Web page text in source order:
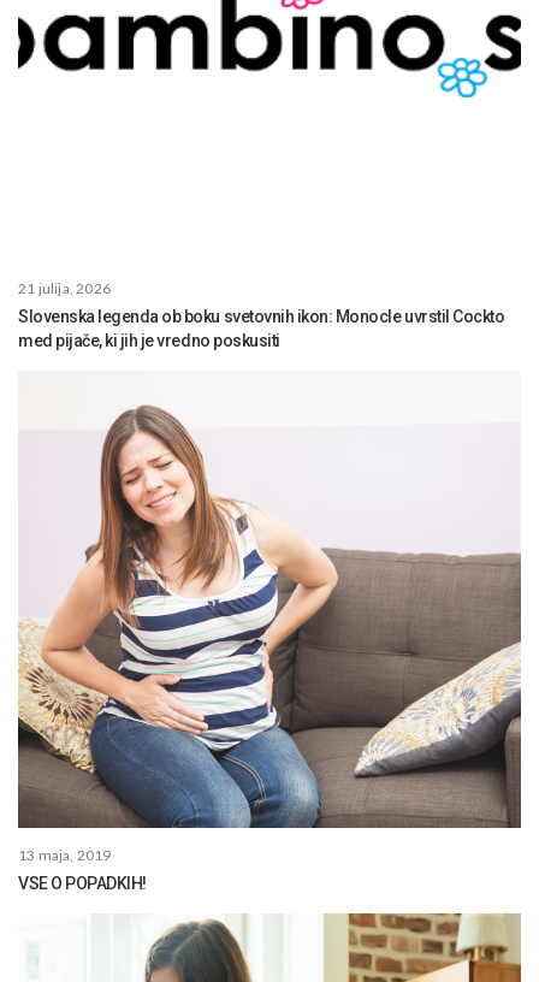
21 julija, 2026
Slovenska legenda ob boku svetovnih ikon: Monocle uvrstil Cockto
med pijače, ki jih je vredno poskusiti
13 maja, 2019
VSE O POPADKIH!